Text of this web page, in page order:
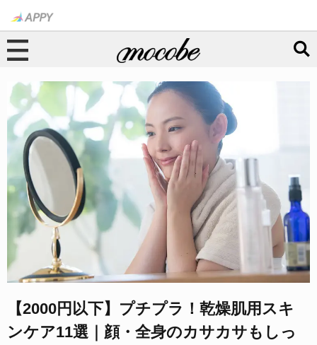
【2000円以下】プチプラ！乾燥肌用スキ
ンケア11選｜顔・全身のカサカサもしっ